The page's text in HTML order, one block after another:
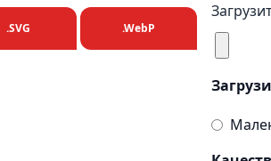
.SVG .WebP